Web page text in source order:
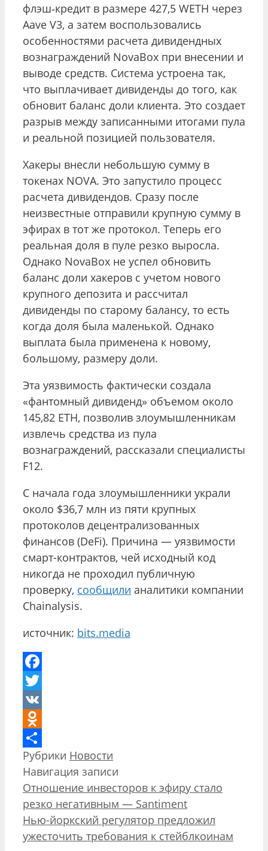
флэш‑кредит в размере 427,5 WETH через
Aave V3, а затем воспользовались
особенностями расчета дивидендных
вознаграждений NovaBox при внесении и
выводе средств. Система устроена так,
что выплачивает дивиденды до того, как
обновит баланс доли клиента. Это создает
разрыв между записанными итогами пула
и реальной позицией пользователя.
Хакеры внесли небольшую сумму в
токенах NOVA. Это запустило процесс
расчета дивидендов. Сразу после
неизвестные отправили крупную сумму в
эфирах в тот же протокол. Теперь его
реальная доля в пуле резко выросла.
Однако NovaBox не успел обновить
баланс доли хакеров с учетом нового
крупного депозита и рассчитал
дивиденды по старому балансу, то есть
когда доля была маленькой. Однако
выплата была применена к новому,
большому, размеру доли.
Эта уязвимость фактически создала
«фантомный дивиденд» объемом около
145,82 ETH, позволив злоумышленникам
извлечь средства из пула
вознаграждений, рассказали специалисты
F12.
С начала года злоумышленники украли
около $36,7 млн из пяти крупных
протоколов децентрализованных
финансов (DeFi). Причина — уязвимости
смарт-контрактов, чей исходный код
никогда не проходил публичную
проверку, сообщили аналитики компании
Chainalysis.
источник: bits.media
Facebook
Twitter
VK
Odnoklassniki
Отправить
Рубрики Новости
Навигация записи
Отношение инвесторов к эфиру стало
резко негативным — Santiment
Нью-йоркский регулятор предложил
ужесточить требования к стейблкоинам